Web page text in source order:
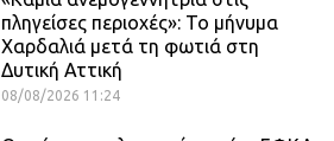
πληγείσες περιοχές»: Το μήνυμα
Χαρδαλιά μετά τη φωτιά στη
Δυτική Αττική
08/08/2026 11:24